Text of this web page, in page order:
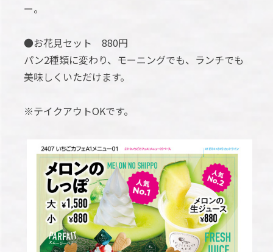
ー。
●お花見セット 880円
パン2種類に変わり、モーニングでも、ランチでも
美味しくいただけます。
※テイクアウトOKです。